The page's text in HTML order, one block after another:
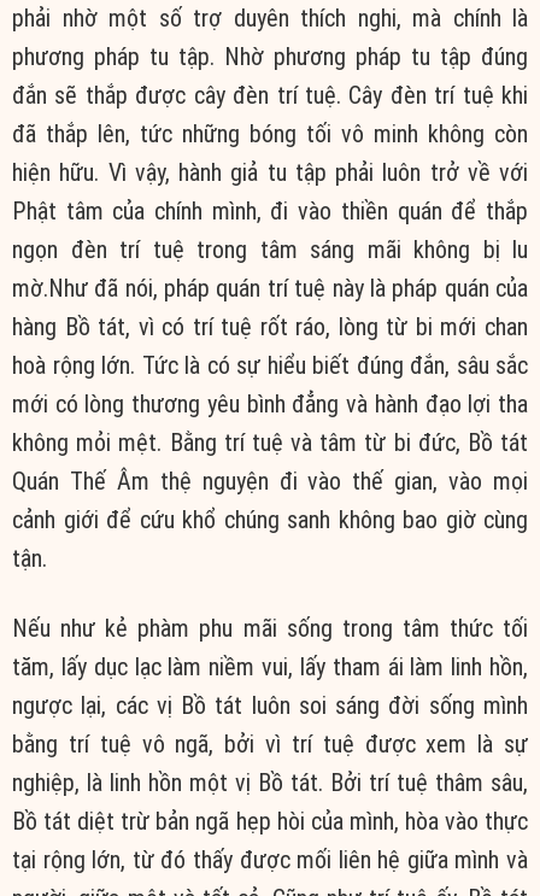
phải nhờ một số trợ duyên thích nghi, mà chính là
phương pháp tu tập. Nhờ phương pháp tu tập đúng
đắn sẽ thắp được cây đèn trí tuệ. Cây đèn trí tuệ khi
đã thắp lên, tức những bóng tối vô minh không còn
hiện hữu. Vì vậy, hành giả tu tập phải luôn trở về với
Phật tâm của chính mình, đi vào thiền quán để thắp
ngọn đèn trí tuệ trong tâm sáng mãi không bị lu
mờ.Như đã nói, pháp quán trí tuệ này là pháp quán của
hàng Bồ tát, vì có trí tuệ rốt ráo, lòng từ bi mới chan
hoà rộng lớn. Tức là có sự hiểu biết đúng đắn, sâu sắc
mới có lòng thương yêu bình đẳng và hành đạo lợi tha
không mỏi mệt. Bằng trí tuệ và tâm từ bi đức, Bồ tát
Quán Thế Âm thệ nguyện đi vào thế gian, vào mọi
cảnh giới để cứu khổ chúng sanh không bao giờ cùng
tận.
Nếu như kẻ phàm phu mãi sống trong tâm thức tối
tăm, lấy dục lạc làm niềm vui, lấy tham ái làm linh hồn,
ngược lại, các vị Bồ tát luôn soi sáng đời sống mình
bằng trí tuệ vô ngã, bởi vì trí tuệ được xem là sự
nghiệp, là linh hồn một vị Bồ tát. Bởi trí tuệ thâm sâu,
Bồ tát diệt trừ bản ngã hẹp hòi của mình, hòa vào thực
tại rộng lớn, từ đó thấy được mối liên hệ giữa mình và